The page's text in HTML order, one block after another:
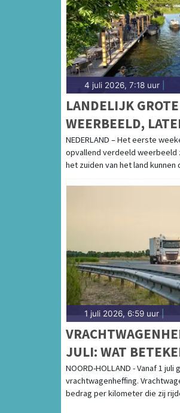
4 juli 2026, 7:18 uur
LANDELIJK
WEERBEELD,
WEER FLINK
NEDERLAND – Het eerste
opvallend verdeeld weerbeeld
het zuiden van het land kunnen
1 juli 2026, 6:59 uur
JULI: WAT
NOORD-
NOORD-HOLLAND - Vanaf 1
vrachtwagenheffing.
bedrag per kilometer die zij